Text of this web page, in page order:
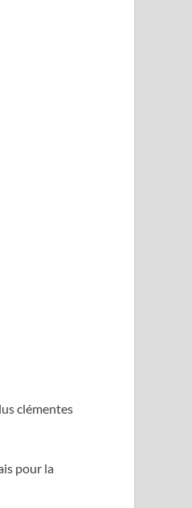
clémentes
pour la